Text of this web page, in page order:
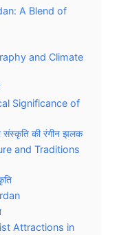
A Blend of
and Climate
Significance of
संस्कृति की रंगीन झलक
and Traditions
Attractions in